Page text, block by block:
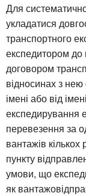
Для
укладатися
транспортного
експедитором до
договором
відносинах з
імені або від
експедирування
перевезення за
вантажів кількох
пункту
умови, що
як